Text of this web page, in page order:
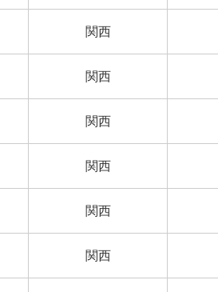
関西
関西
関西
関西
関西
関西